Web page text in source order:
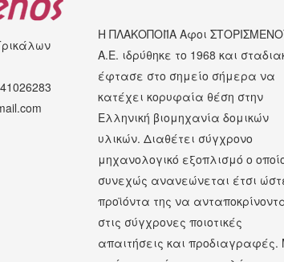
Η ΠΛΑΚΟΠΟΙΪΑ Αφοι
Α.Ε. ιδρύθηκε το 1968 και
έφτασε στο σημείο σήμερα να
κατέχει κορυφαία θέση στην
Ελληνική βιομηχανία δομικών
υλικών. Διαθέτει σύγχρονο
μηχανολογικό εξοπλισμό ο
συνεχώς ανανεώνεται έτσι
προϊόντα της να
στις σύγχρονες ποιοτικές
απαιτήσεις και προδιαγραφές.